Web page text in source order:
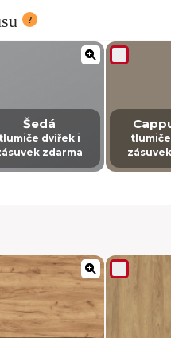
Šedá
tlumiče dvířek i
zdarma